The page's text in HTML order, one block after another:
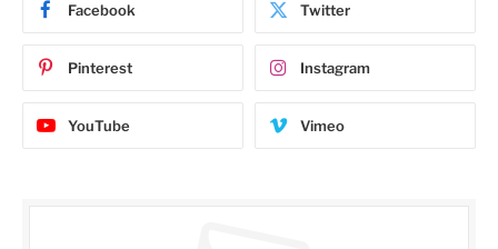
Facebook Twitter
Pinterest Instagram
YouTube Vimeo